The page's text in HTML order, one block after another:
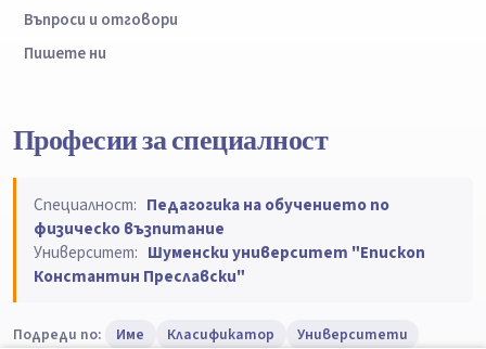
Въпроси и отговори
Пишете ни
Професии за специалност
Специалност: Педагогика на обучението по
физическо възпитание
Университет: Шуменски университет "Епископ
Константин Преславски"
Подреди по: Име Класификатор Университети